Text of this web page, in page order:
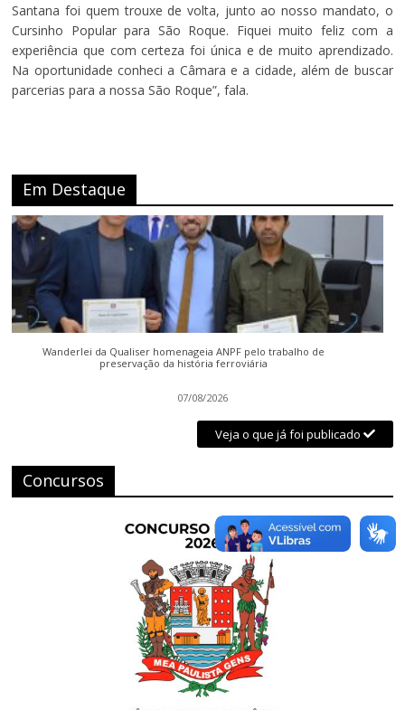
Santana foi quem trouxe de volta, junto ao nosso mandato, o
Cursinho Popular para São Roque. Fiquei muito feliz com a
experiência que com certeza foi única e de muito aprendizado.
Na oportunidade conheci a Câmara e a cidade, além de buscar
parcerias para a nossa São Roque”, fala.
Em Destaque
Wanderlei da Qualiser homenageia ANPF pelo trabalho de
preservação da história ferroviária
07/08/2026
Veja o que já foi publicado
Concursos